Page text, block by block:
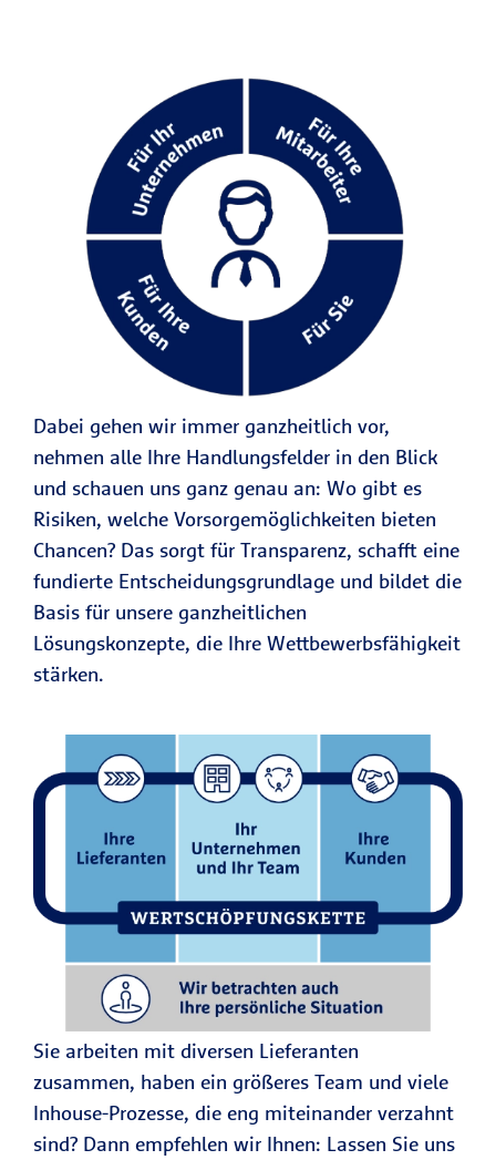
Dabei gehen wir immer ganzheitlich vor,
nehmen alle Ihre Handlungsfelder in den Blick
und schauen uns ganz genau an: Wo gibt es
Risiken, welche Vorsorgemöglichkeiten bieten
Chancen? Das sorgt für Transparenz, schafft eine
fundierte Entscheidungsgrundlage und bildet die
Basis für unsere ganzheitlichen
Lösungskonzepte, die Ihre Wettbewerbsfähigkeit
stärken.
Sie arbeiten mit diversen Lieferanten
zusammen, haben ein größeres Team und viele
Inhouse-Prozesse, die eng miteinander verzahnt
sind? Dann empfehlen wir Ihnen: Lassen Sie uns